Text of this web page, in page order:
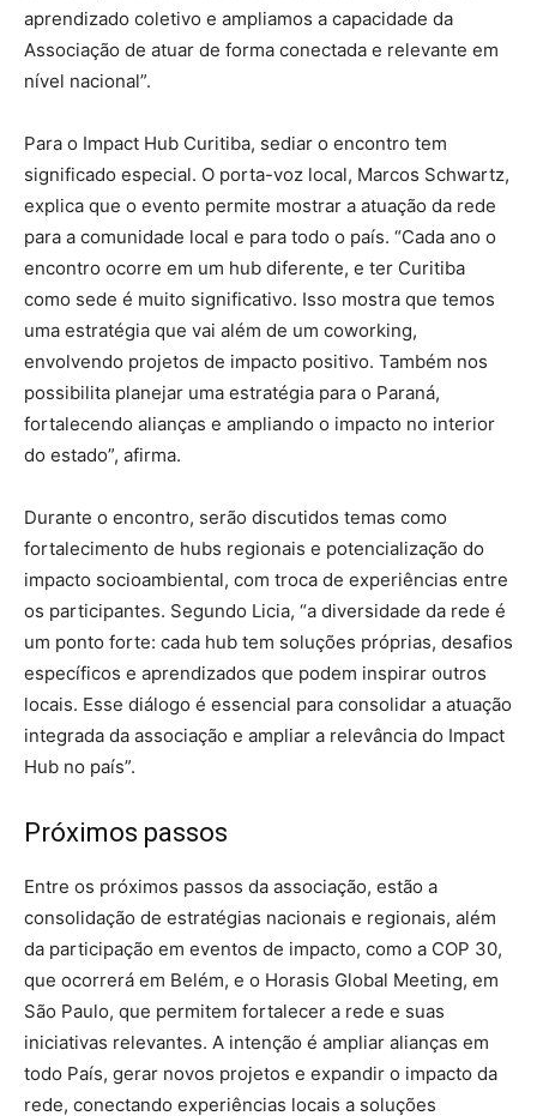
aprendizado coletivo e ampliamos a capacidade da
Associação de atuar de forma conectada e relevante em
nível nacional”.
Para o Impact Hub Curitiba, sediar o encontro tem
significado especial. O porta-voz local, Marcos Schwartz,
explica que o evento permite mostrar a atuação da rede
para a comunidade local e para todo o país. “Cada ano o
encontro ocorre em um hub diferente, e ter Curitiba
como sede é muito significativo. Isso mostra que temos
uma estratégia que vai além de um coworking,
envolvendo projetos de impacto positivo. Também nos
possibilita planejar uma estratégia para o Paraná,
fortalecendo alianças e ampliando o impacto no interior
do estado”, afirma.
Durante o encontro, serão discutidos temas como
fortalecimento de hubs regionais e potencialização do
impacto socioambiental, com troca de experiências entre
os participantes. Segundo Licia, “a diversidade da rede é
um ponto forte: cada hub tem soluções próprias, desafios
específicos e aprendizados que podem inspirar outros
locais. Esse diálogo é essencial para consolidar a atuação
integrada da associação e ampliar a relevância do Impact
Hub no país”.
Próximos passos
Entre os próximos passos da associação, estão a
consolidação de estratégias nacionais e regionais, além
da participação em eventos de impacto, como a COP 30,
que ocorrerá em Belém, e o Horasis Global Meeting, em
São Paulo, que permitem fortalecer a rede e suas
iniciativas relevantes. A intenção é ampliar alianças em
todo País, gerar novos projetos e expandir o impacto da
rede, conectando experiências locais a soluções